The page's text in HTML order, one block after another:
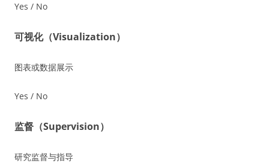
Yes / No
可视化（Visualization）
图表或数据展示
Yes / No
监督（Supervision）
研究监督与指导